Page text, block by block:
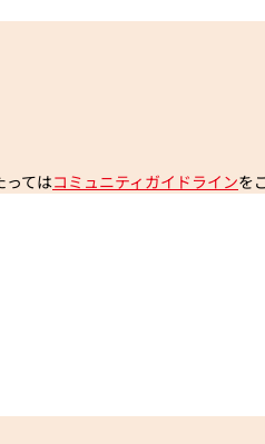
ってはコミュニティガイドラインを